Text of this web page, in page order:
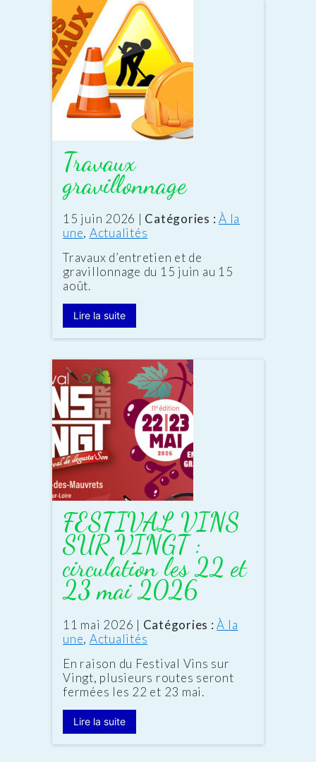
Travaux
gravillonnage
Date
:
15 juin 2026 | Catégories : À la
une, Actualités
Travaux d’entretien et de
gravillonnage du 15 juin au 15
août.
Lire la suite
FESTIVAL VINS
SUR VINGT :
circulation les 22 et
23 mai 2026
Date
:
11 mai 2026 | Catégories : À la
une, Actualités
En raison du Festival Vins sur
Vingt, plusieurs routes seront
fermées les 22 et 23 mai.
Lire la suite